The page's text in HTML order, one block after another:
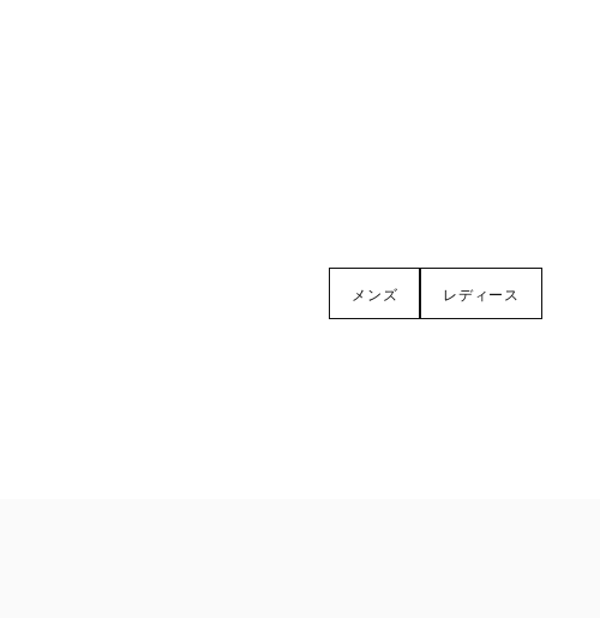
メンズ レディース